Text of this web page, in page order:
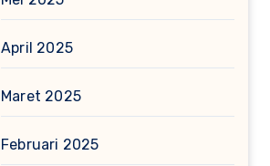
April 2025
Maret 2025
Februari 2025